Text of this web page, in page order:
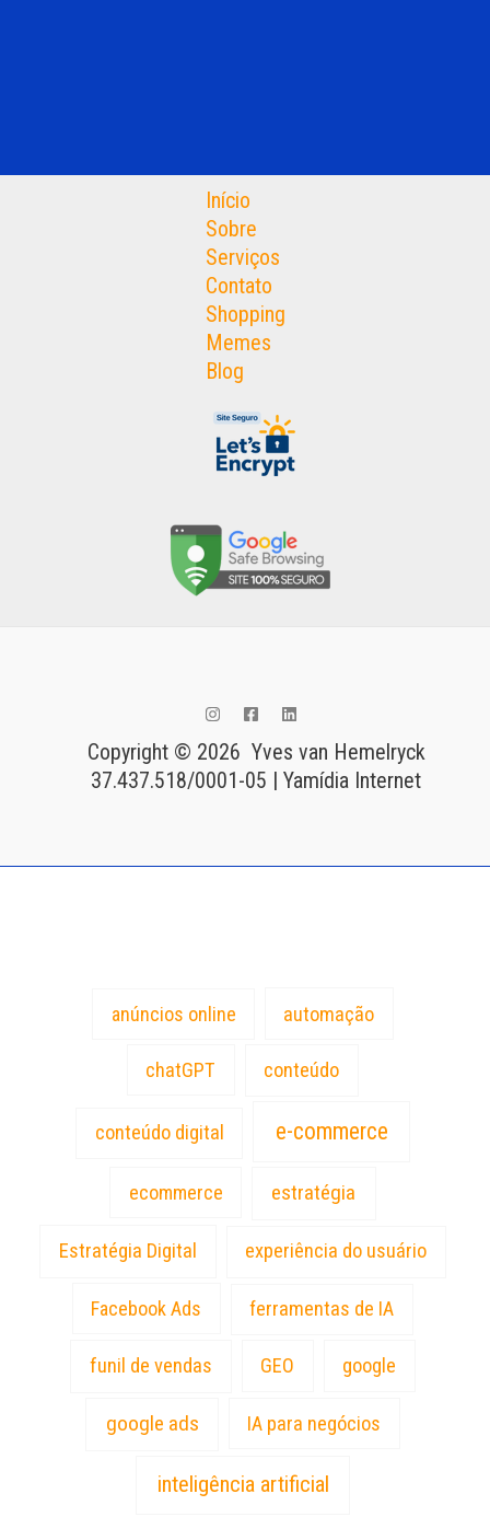
Início
Sobre
Serviços
Contato
Shopping
Memes
Blog
Copyright © 2026 Yves van Hemelryck
37.437.518/0001-05 | Yamídia Internet
anúncios online automação
chatGPT conteúdo
conteúdo digital e-commerce
ecommerce estratégia
Estratégia Digital experiência do usuário
Facebook Ads ferramentas de IA
funil de vendas GEO google
google ads IA para negócios
inteligência artificial